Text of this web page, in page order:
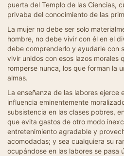
puerta del Templo de las Ciencias,
privaba del conocimiento de las
La mujer no debe ser solo
hombre, no debe vivir con él en el
debe comprenderlo y ayudarle con
vivir unidos con esos lazos morales
romperse nunca, los que forman la
almas.
La enseñanza de las labores ejerce
influencia eminentemente
subsistencia en las clases pobres,
que evita gastos de otro modo
entretenimiento agradable y
acomodadas; y sea cualquiera su
ocupándose en las labores se pasa